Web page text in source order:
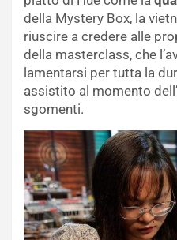
della Mystery Box, la
riuscire a credere alle
della masterclass, che
lamentarsi per tutta la
assistito al momento
sgomenti.